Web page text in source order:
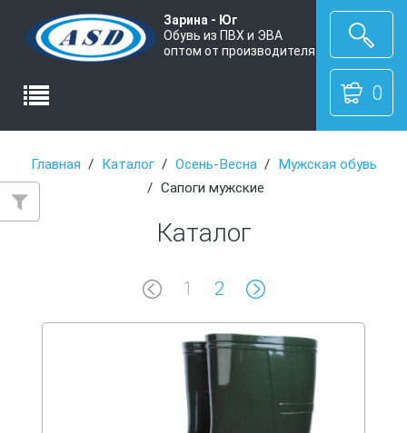
Зарина - Юг
Обувь из ПВХ и ЭВА
оптом от производителя
0
Главная Каталог Осень-Весна
Мужская обувь
Сапоги мужские
Каталог
1 2